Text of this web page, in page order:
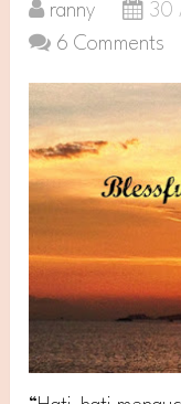
ranny 30
6 Comments